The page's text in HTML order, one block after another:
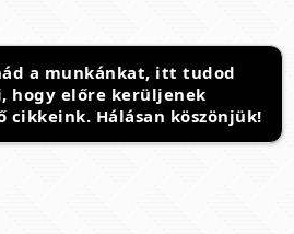
a munkánkat, itt tudod
hogy előre kerüljenek
cikkeink. Hálásan köszönjük!